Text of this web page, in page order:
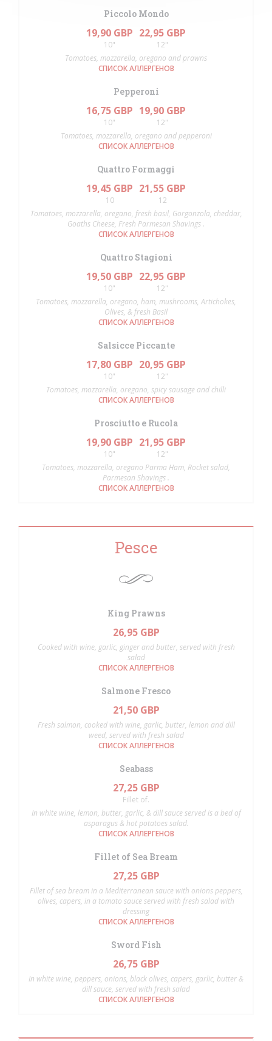
Piccolo Mondo
19,90 GBP
10"
22,95 GBP
12"
Tomatoes, mozzarella, oregano and prawns
СПИСОК АЛЛЕРГЕНОВ
Pepperoni
16,75 GBP
10"
19,90 GBP
12"
Tomatoes, mozzarella, oregano and pepperoni
СПИСОК АЛЛЕРГЕНОВ
Quattro Formaggi
19,45 GBP
10
21,55 GBP
12
Tomatoes, mozzarella, oregano, fresh basil, Gorgonzola, cheddar,
Goaths Cheese, Fresh Parmesan Shavings .
СПИСОК АЛЛЕРГЕНОВ
Quattro Stagioni
19,50 GBP
10"
22,95 GBP
12"
Tomatoes, mozzarella, oregano, ham, mushrooms, Artichokes,
Olives, & fresh Basil
СПИСОК АЛЛЕРГЕНОВ
Salsicce Piccante
17,80 GBP
10"
20,95 GBP
12"
Tomatoes, mozzarella, oregano, spicy sausage and chilli
СПИСОК АЛЛЕРГЕНОВ
Prosciutto e Rucola
19,90 GBP
10"
21,95 GBP
12"
Tomatoes, mozzarella, oregano Parma Ham, Rocket salad,
Parmesan Shavings .
СПИСОК АЛЛЕРГЕНОВ
Pesce
King Prawns
26,95 GBP
Cooked with wine, garlic, ginger and butter, served with fresh
salad
СПИСОК АЛЛЕРГЕНОВ
Salmone Fresco
21,50 GBP
Fresh salmon, cooked with wine, garlic, butter, lemon and dill
weed, served with fresh salad
СПИСОК АЛЛЕРГЕНОВ
Seabass
27,25 GBP
Fillet of.
In white wine, lemon, butter, garlic, & dill sauce served is a bed of
asparagus & hot potatoes salad.
СПИСОК АЛЛЕРГЕНОВ
Fillet of Sea Bream
27,25 GBP
Fillet of sea bream in a Mediterranean sauce with onions peppers,
olives, capers, in a tomato sauce served with fresh salad with
dressing
СПИСОК АЛЛЕРГЕНОВ
Sword Fish
26,75 GBP
In white wine, peppers, onions, black olives, capers, garlic, butter &
dill sauce, served with fresh salad
СПИСОК АЛЛЕРГЕНОВ